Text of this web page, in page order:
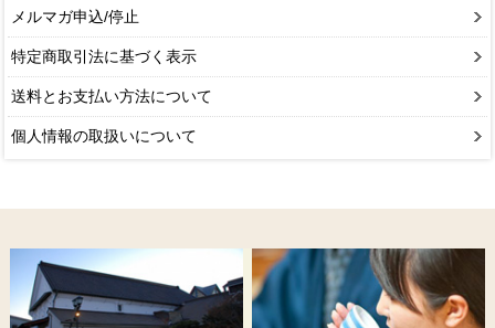
メルマガ申込/停止
特定商取引法に基づく表示
送料とお支払い方法について
個人情報の取扱いについて